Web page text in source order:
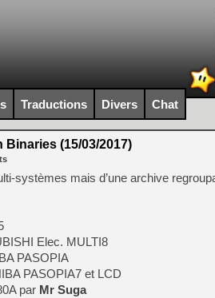
Traductions Divers Chat
Binaries (15/03/2017)
systèmes mais d’une archive
Elec. MULTI8
PASOPIA
PASOPIA7 et LCD
par Mr Suga